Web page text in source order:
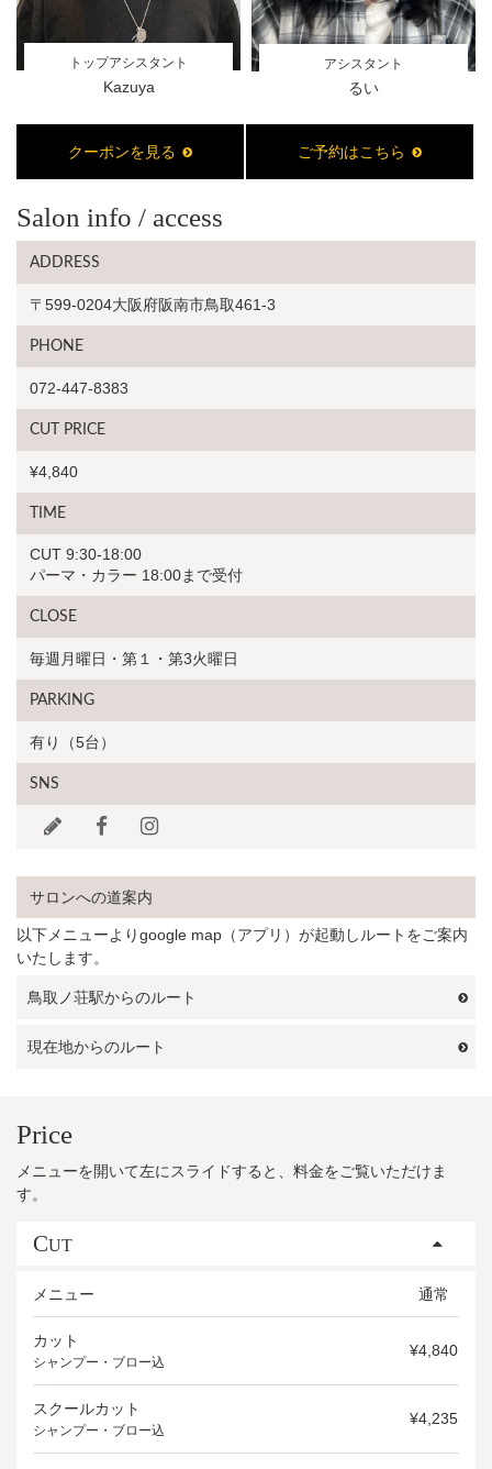
トップアシスタント
Kazuya
アシスタント
るい
クーポンを見る ご予約はこちら
Salon info / access
ADDRESS
〒599-0204大阪府阪南市鳥取461-3
PHONE
072-447-8383
CUT PRICE
¥4,840
TIME
CUT 9:30-18:00
パーマ・カラー 18:00まで受付
CLOSE
毎週月曜日・第１・第3火曜日
PARKING
有り（5台）
SNS
サロンへの道案内
以下メニューよりgoogle map（アプリ）が起動しルートをご案内
いたします。
鳥取ノ荘駅からのルート
現在地からのルート
Price
メニューを開いて左にスライドすると、料金をご覧いただけま
す。
CUT
メニュー 通常
カット
シャンプー・ブロー込
¥4,840
スクールカット
シャンプー・ブロー込
¥4,235